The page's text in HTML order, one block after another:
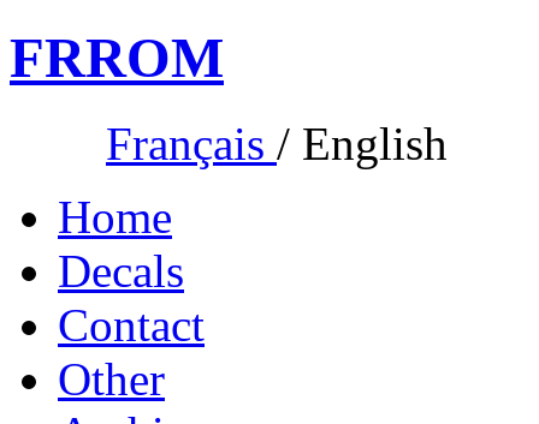
FRROM
Français / English
Home
Decals
Contact
Other